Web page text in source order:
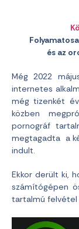
és az
Még 2022
internetes
még tizenkét
közben
pornográf
megtagadta a
indult.
Ekkor derült ki,
számítógépen
tartalmú felvétel